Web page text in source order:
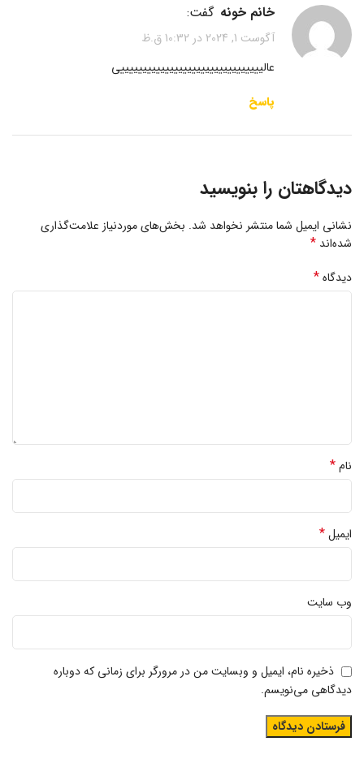
خانم خونه گفت:
آگوست 1, 2024 در 10:32 ق.ظ
عالییییییییییییییییییییییییییییییییی
پاسخ
دیدگاهتان را بنویسید
نشانی ایمیل شما منتشر نخواهد شد. بخش‌های موردنیاز علامت‌گذاری
شده‌اند *
دیدگاه*
نام*
ایمیل*
وب‌ سایت
ذخیره نام، ایمیل و وبسایت من در مرورگر برای زمانی که دوباره
دیدگاهی می‌نویسم.